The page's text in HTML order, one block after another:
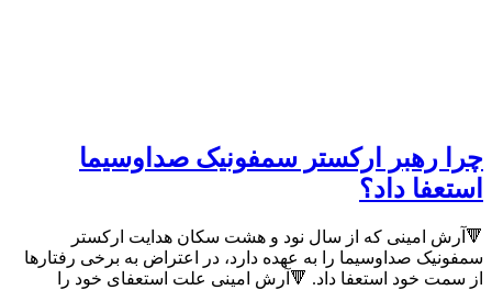
چرا رهبر ارکستر سمفونیک صداوسیما
استعفا داد؟
🔻آرش امینی که از سال نود و هشت سکان هدایت ارکستر
سمفونیک صداوسیما را به عهده دارد، در اعتراض به برخی رفتارها
از سمت خود استعفا داد. 🔻آرش امینی علت استعفای خود را